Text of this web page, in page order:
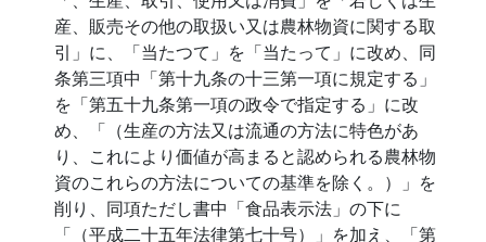
産、販売その他の取扱い又は農林物資に関する取
引」に、「当たつて」を「当たって」に改め、同
条第三項中「第十九条の十三第一項に規定する」
を「第五十九条第一項の政令で指定する」に改
め、「（生産の方法又は流通の方法に特色があ
り、これにより価値が高まると認められる農林物
資のこれらの方法についての基準を除く。）」を
削り、同項ただし書中「食品表示法」の下に
「（平成二十五年法律第七十号）」を加え、「第